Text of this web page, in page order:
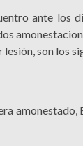
ante los
son los